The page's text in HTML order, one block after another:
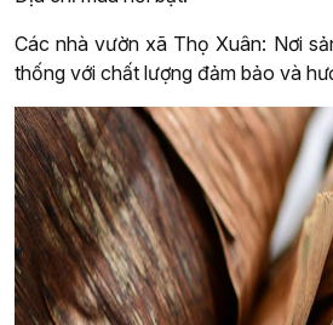
Các nhà vườn xã Thọ Xuân: Nơi
thống với chất lượng đảm bảo và